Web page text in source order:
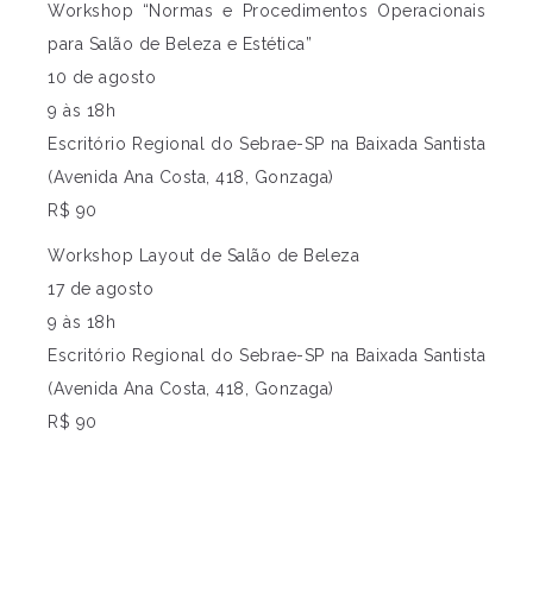
Workshop “Normas e Procedimentos Operacionais
para Salão de Beleza e Estética”
10 de agosto
9 às 18h
Escritório Regional do Sebrae-SP na Baixada Santista
(Avenida Ana Costa, 418, Gonzaga)
R$ 90
Workshop Layout de Salão de Beleza
17 de agosto
9 às 18h
Escritório Regional do Sebrae-SP na Baixada Santista
(Avenida Ana Costa, 418, Gonzaga)
R$ 90